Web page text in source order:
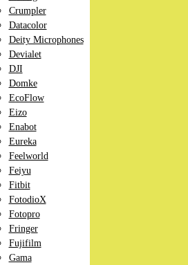
Crumpler
Datacolor
Deity Microphones
Devialet
DJI
Domke
EcoFlow
Eizo
Enabot
Eureka
Feelworld
Feiyu
Fitbit
FotodioX
Fotopro
Fringer
Fujifilm
Gama